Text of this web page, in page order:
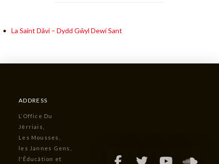
La Saint Dâvi – Dydd Gŵyl Dewi Sant
ADDRESS
L’Office Du
Jèrriais,
Les Mousses,
les Jannes Gens,
l'Êducâtion et